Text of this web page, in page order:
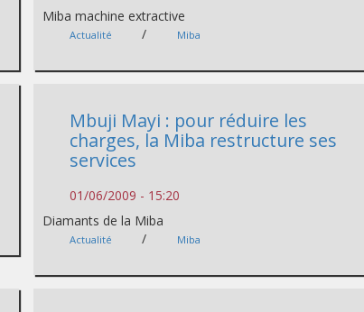
Miba machine extractive
Actualité / Miba
Mbuji Mayi : pour réduire les
charges, la Miba restructure ses
services
01/06/2009 - 15:20
Diamants de la Miba
Actualité / Miba